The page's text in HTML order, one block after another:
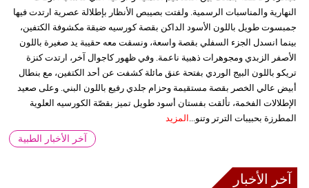
النهارية والمناسبات الرسمية. ولفتت بصيبص الأنظار بإطلالة عصرية ارتدت فيها
جمبسوت طويل باللون الأسود الداكن بقصة كورسيه ضيقة مكشوفة الكتفين،
بينما انسدل الجزء السفلي بقصة واسعة، ونسقت معه حقيبة يد صغيرة باللون
الأصفر الزبدي ومجوهرات ذهبية ناعمة. وفي ظهور كاجوال آخر، ارتدت كنزة
تريكو باللون البيج الوردي بفتحة عنق مائلة كشفت عن أحد الكتفين، مع بنطال
أبيض عالي الخصر بقصة مستقيمة وحزام جلدي رفيع باللون البني. وعلى صعيد
الإطلالات الفخمة، تألقت بفستان أسود طويل تميز بقصّة الكورسيه العلوية
المطرزة بحبيبات الترتر وتنو... المزيد
آخر الأخبار الطبية
آخر الأخبار